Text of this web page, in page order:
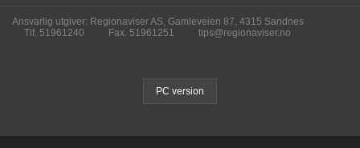
Ansvarlig utgiver: Regionaviser AS, Gamleveien 87, 4315 Sandnes
Tlf. 51961240
Fax. 51961251 tips@regionaviser.no
PC version